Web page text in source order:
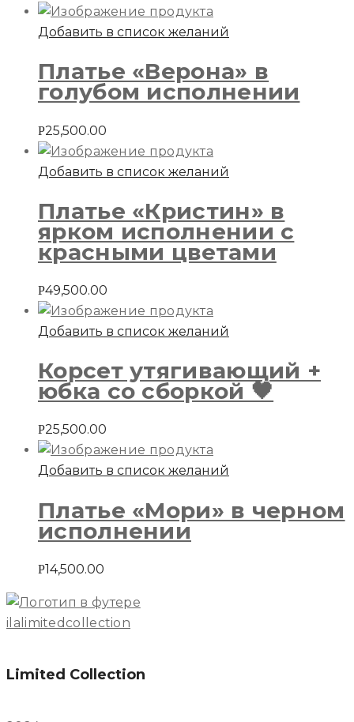
Добавить в список желаний
Платье «Верона» в
голубом исполнении
Р25,500.00
Добавить в список желаний
Платье «Кристин» в
ярком исполнении с
красными цветами
Р49,500.00
Добавить в список желаний
Корсет утягивающий +
юбка со сборкой 🖤
Р25,500.00
Добавить в список желаний
Платье «Мори» в черном
исполнении
Р14,500.00
ilalimitedcollection
Limited Collection